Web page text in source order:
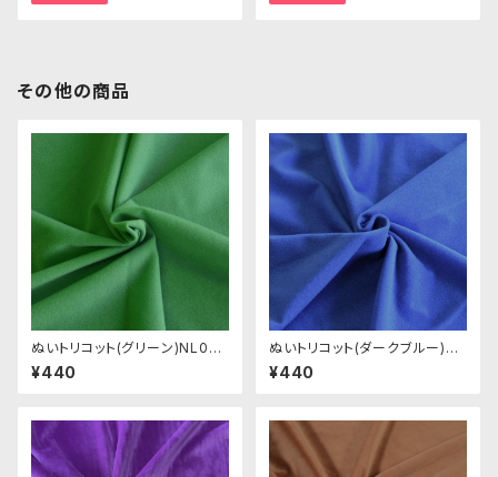
その他の商品
ぬいトリコット(グリーン)NL026
ぬいぐるみ用薄手パイル生地 2
0cm
¥440
ぬいトリコット(ダークブルー)NL
033 ぬいぐるみ用薄手パイル生
地 20cm
¥440